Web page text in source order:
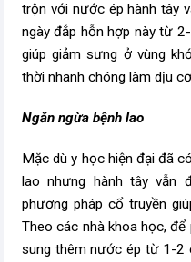
trộn với nước ép hành tây
ngày đắp hỗn hợp này từ
giúp giảm sưng ở vùng
thời nhanh chóng làm dịu
Ngăn ngừa bệnh lao
Mặc dù y học hiện đại đã
lao nhưng hành tây vẫn
phương pháp cổ truyền
Theo các nhà khoa học,
sung thêm nước ép từ 1-2